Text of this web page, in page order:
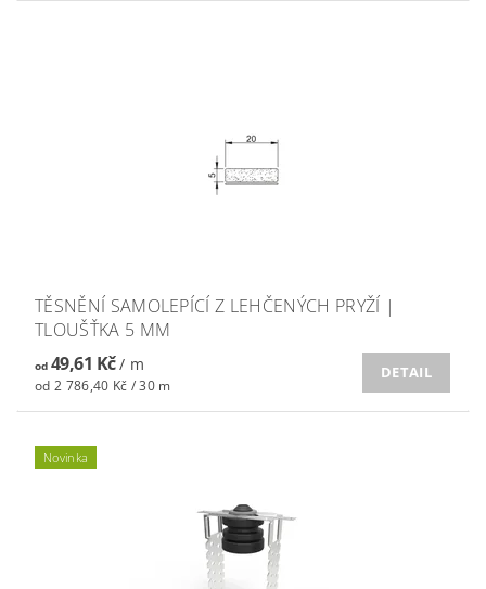
TĚSNĚNÍ SAMOLEPÍCÍ Z LEHČENÝCH PRYŽÍ |
TLOUŠŤKA 5 MM
od49,61 Kč/ m
od 2 786,40 Kč / 30 m
DETAIL
Novinka